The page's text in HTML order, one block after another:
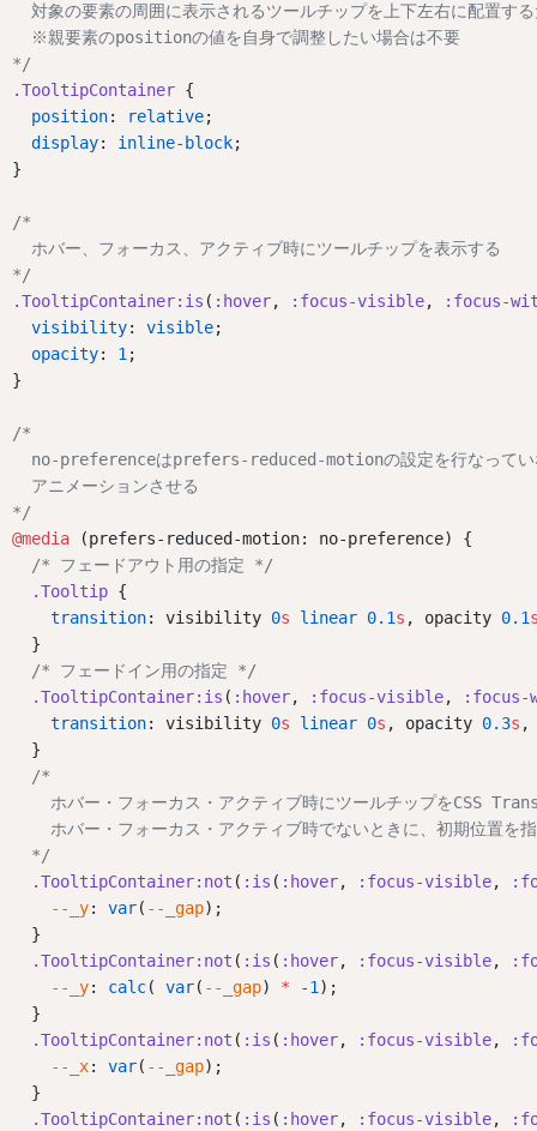
対象の要素の周囲に表示されるツールチップを上下左右に配置す
  ※親要素のpositionの値を自身で調整したい場合は不要
*/
.TooltipContainer {
position: relative;
display: inline-block;
}
/*
  ホバー、フォーカス、アクティブ時にツールチップを表示する
*/
.TooltipContainer:is ( :hover, :focus-visible,
:focus-
visibility: visible;
opacity: 1;
}
/*
no-preferenceはprefers-reduced-motionの設定を行なってい
  アニメーションさせる
*/
@media (prefers-reduced-motion: no-preference) {
/* フェードアウト用の指定 */
.Tooltip {
transition: visibility 0s linear 0.1s , opacity 0.1
  }
/* フェードイン用の指定 */
.TooltipContainer:is ( :hover, :focus-visible,
:focus-
transition: visibility 0s linear 0s , opacity 0.3s ,
  }
/*
ホバー・フォーカス・アクティブ時にツールチップをCSS
ホバー・フォーカス・アクティブ時でないときに、初期位置を
  */
.TooltipContainer:not ( :is ( :hover, :focus-visible,
--_y: var( --_gap);
  }
.TooltipContainer:not ( :is ( :hover, :focus-visible,
--_y: calc( var( --_gap) * -1);
  }
.TooltipContainer:not ( :is ( :hover, :focus-visible,
--_x: var( --_gap);
  }
.TooltipContainer:not ( :is ( :hover, :focus-visible,